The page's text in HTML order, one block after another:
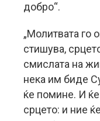
добро“.
„Молитвата го
стишува,
смислата на
нека им биде
ќе помине. И
срцето: и ние